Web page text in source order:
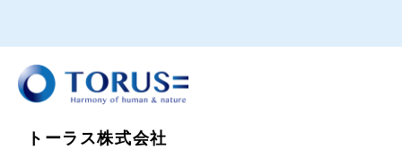
トーラス株式会社